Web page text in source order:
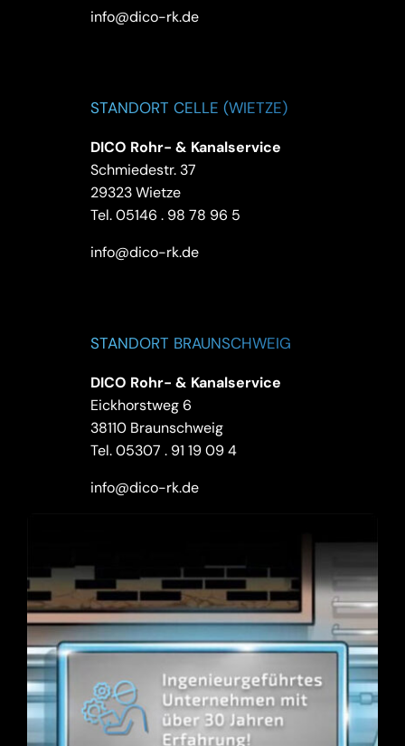
info@dico-rk.de
STANDORT CELLE (WIETZE)
DICO Rohr- & Kanalservice
Schmiedestr. 37
29323 Wietze
Tel.05146 . 98 78 96 5
info@dico-rk.de
STANDORT BRAUNSCHWEIG
DICO Rohr- & Kanalservice
Eickhorstweg 6
38110 Braunschweig
Tel.05307 . 91 19 09 4
info@dico-rk.de